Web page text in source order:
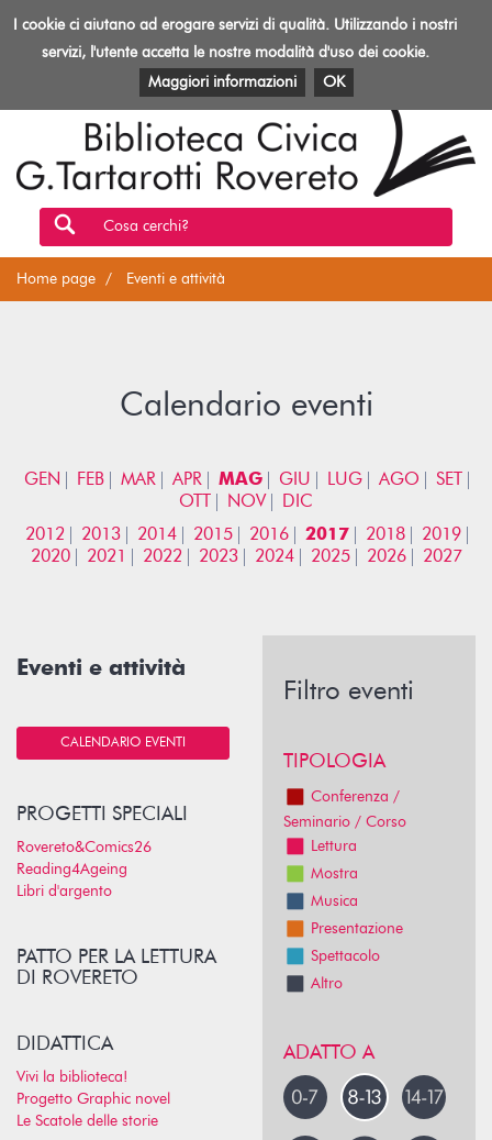
Toggle
Biblioteca
Rovereto
EVENTI E ATTIVITÀ PATRIMONIO E RISORSE
Cosa cerchi?
Home page Eventi e attività
Calendario eventi
GEN FEB MAR APR MAG GIU LUG AGO
SET
OTT
NOV
DIC
2012
2013 2014 2015 2016 2017 2018
2019
2020
2021 2022 2023 2024 2025 2026 2027
Eventi e attività
CALENDARIO EVENTI
PROGETTI SPECIALI
Rovereto&Comics26
Reading4Ageing
Libri d'argento
PATTO PER LA LETTURA
DI ROVERETO
DIDATTICA
Vivi la biblioteca!
Progetto Graphic novel
Le Scatole delle storie
Filtro eventi
TIPOLOGIA
Conferenza /
Seminario / Corso
Lettura
Mostra
Musica
Presentazione
Spettacolo
Altro
ADATTO A
I cookie ci aiutano ad erogare servizi di qualità. Utilizzando i nostri
servizi, l'utente accetta le nostre modalità d'uso dei cookie.
Maggiori informazioni
OK